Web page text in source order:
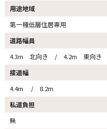
用途地域
第一種低層住居専用
道路幅員
4.3m 北向き / 4.2m 東向き
接道幅
4.4m / 8.2m
私道負担
無